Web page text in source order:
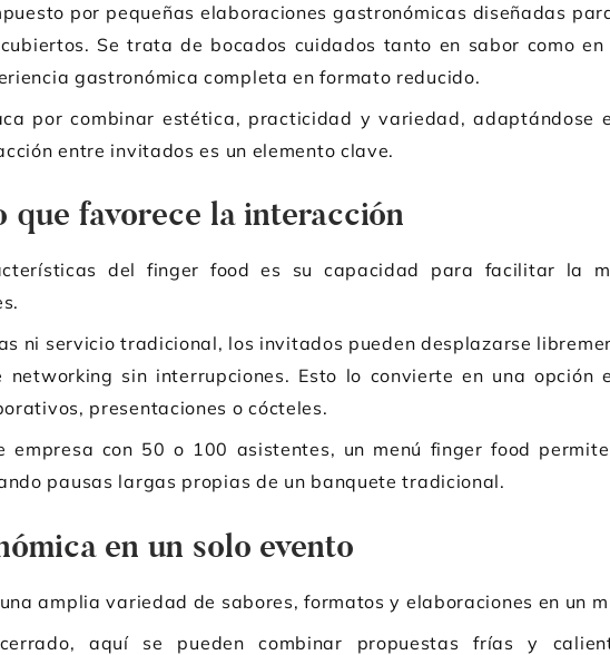
por pequeñas elaboraciones gastronómicas diseñadas
Se trata de bocados cuidados tanto en sabor como en
gastronómica completa en formato reducido.
por combinar estética, practicidad y variedad, adaptándose
entre invitados es un elemento clave.
que favorece la interacción
del finger food es su capacidad para facilitar la
ni servicio tradicional, los invitados pueden desplazarse
sin interrupciones. Esto lo convierte en una opción
presentaciones o cócteles.
empresa con 50 o 100 asistentes, un menú finger food
pausas largas propias de un banquete tradicional.
en un solo evento
amplia variedad de sabores, formatos y elaboraciones en un
aquí se pueden combinar propuestas frías y